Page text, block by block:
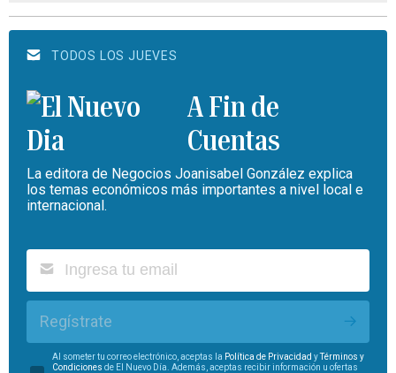
TODOS LOS JUEVES
A Fin de
Cuentas
La editora de Negocios Joanisabel González explica
los temas económicos más importantes a nivel local e
internacional.
Regístrate
Al someter tu correo electrónico, aceptas la Política de Privacidad yTérminos y
Condiciones de El Nuevo Día. Además, aceptas recibir información u ofertas